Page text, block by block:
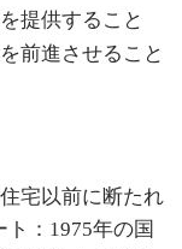
提供すること
前進させること
宅以前に断たれ
：1975年の国